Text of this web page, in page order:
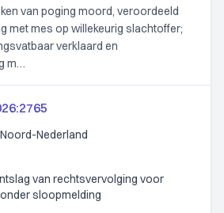
van poging moord, veroordeeld
met mes op willekeurig slachtoffer;
verklaard en
m…
Nederland
van rechtsvervolging voor
sloopmelding